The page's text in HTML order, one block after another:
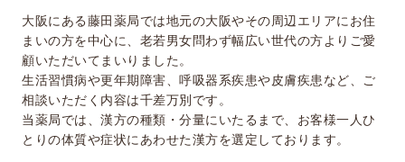
大阪にある藤田薬局では地元の大阪やその周辺エリアにお住
まいの方を中心に、老若男女問わず幅広い世代の方よりご愛
顧いただいてまいりました。
生活習慣病や更年期障害、呼吸器系疾患や皮膚疾患など、ご
相談いただく内容は千差万別です。
当薬局では、漢方の種類・分量にいたるまで、お客様一人ひ
とりの体質や症状にあわせた漢方を選定しております。